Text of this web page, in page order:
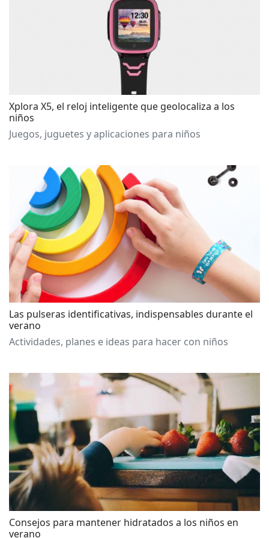
Xplora X5, el reloj inteligente que geolocaliza a los
niños
Juegos, juguetes y aplicaciones para niños
Las pulseras identificativas, indispensables durante el
verano
Actividades, planes e ideas para hacer con niños
Consejos para mantener hidratados a los niños en
verano